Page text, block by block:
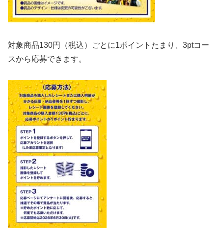
対象商品130円（税込）ごとに1ポイントたまり、3ptコー
スから応募できます。